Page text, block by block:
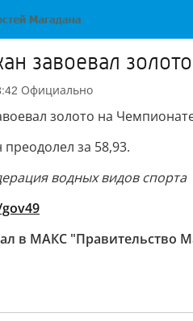
завоевал
Официально
золото на
за 58,93.
водных видов спорта
в МАКС "Правительство